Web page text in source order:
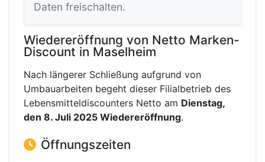
Daten freischalten.
Wiedereröffnung von Netto Marken-
Discount in Maselheim
Nach längerer Schließung aufgrund von
Umbauarbeiten begeht dieser Filialbetrieb des
Lebensmitteldiscounters Netto am Dienstag,
den 8. Juli 2025 Wiedereröffnung.
Öffnungszeiten